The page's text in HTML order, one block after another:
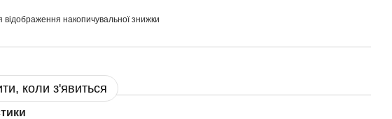
відображення накопичувальної знижки
коли з'явиться